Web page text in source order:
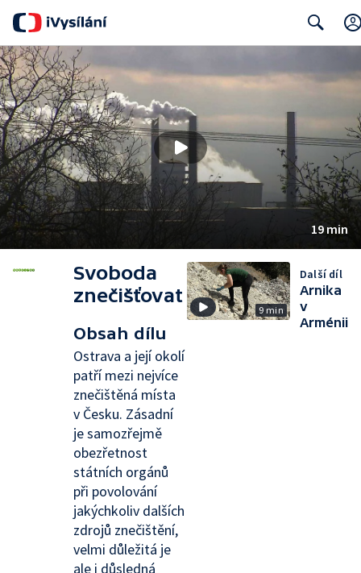
19 min
Svoboda
znečišťovat
Obsah dílu
Ostrava a její okolí
patří mezi nejvíce
znečištěná místa
v Česku. Zásadní
je samozřejmě
obezřetnost
státních orgánů
při povolování
jakýchkoliv dalších
zdrojů znečištění,
velmi důležitá je
ale i důsledná
9 min
Další díl
Arnika
v
Arménii